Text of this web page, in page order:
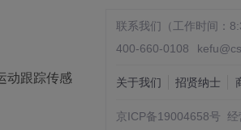
动跟踪传感
联系我们（工作时间：
400-660-0108
关于我们 招贤纳士
京ICP备19004658号 经